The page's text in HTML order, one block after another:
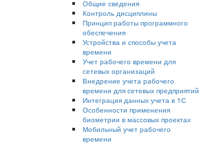
Общие сведения
Контроль дисциплины
Принцип работы программного
обеспечения
Устройства и способы учета
времени
Учет рабочего времени для
сетевых организаций
Внедрение учета рабочего
времени для сетевых предприятий
Интеграция данных учета в 1С
Особенности применения
биометрии в массовых проектах
Мобильный учет рабочего
времени